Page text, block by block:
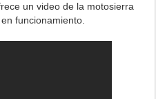
un video de la motosierra
funcionamiento.